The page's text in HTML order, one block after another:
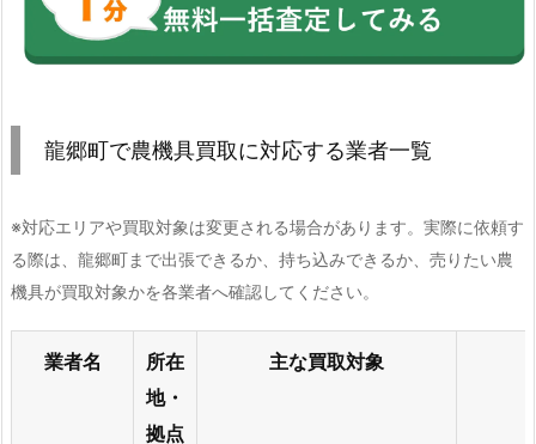
龍郷町で農機具買取に対応する業者一覧
※対応エリアや買取対象は変更される場合があります。実際に依頼す
る際は、龍郷町まで出張できるか、持ち込みできるか、売りたい農
機具が買取対象かを各業者へ確認してください。
業者名
所在
地・
拠点
主な買取対象